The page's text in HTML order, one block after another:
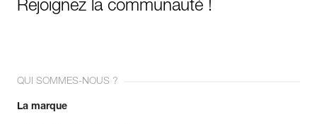
Rejoignez la communauté !
QUI SOMMES-NOUS ?
La marque